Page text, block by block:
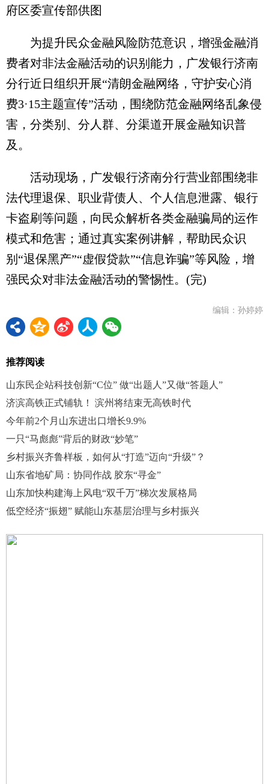
府区委宣传部供图
为提升民众金融风险防范意识，增强金融消
费者对非法金融活动的识别能力，广发银行济南
分行近日组织开展“清朗金融网络，守护安心消
费3·15主题宣传”活动，围绕防范金融网络乱象侵
害，分类别、分人群、分渠道开展金融知识普
及。
活动现场，广发银行济南分行营业部围绕非
法代理退保、职业背债人、个人信息泄露、银行
卡盗刷等问题，向民众解析各类金融骗局的运作
模式和危害；通过真实案例讲解，帮助民众识
别“退保黑产”“虚假贷款”“信息诈骗”等风险，增
强民众对非法金融活动的警惕性。(完)
编辑：孙婷婷
推荐阅读
山东民企站科技创新“C位” 做“出题人”又做“答题人”
济滨高铁正式铺轨！ 滨州将结束无高铁时代
今年前2个月山东进出口增长9.9%
一只“马彪彪”背后的财政“妙笔”
乡村振兴齐鲁样板，如何从“打造”迈向“升级”？
山东省地矿局：协同作战 胶东“寻金”
山东加快构建海上风电“双千万”梯次发展格局
低空经济“振翅” 赋能山东基层治理与乡村振兴